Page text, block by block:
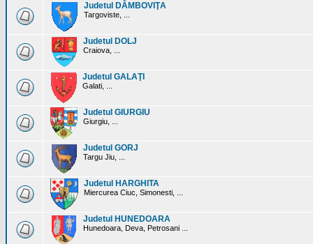
Judetul DÂMBOVIŢA
Targoviste, ...
Judetul DOLJ
Craiova, ...
Judetul GALAŢI
Galati, ...
Judetul GIURGIU
Giurgiu, ...
Judetul GORJ
Targu Jiu, ...
Judetul HARGHITA
Miercurea Ciuc, Simonesti, ...
Judetul HUNEDOARA
Hunedoara, Deva, Petrosani ...